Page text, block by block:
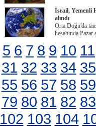
İsrail, Yemenli
alındı
Orta Doğu'da
hesabında
5 6 7 8 9 10 11
31 32 33 34 35
55 56 57 58 59
79 80 81 82 83
102 103 104